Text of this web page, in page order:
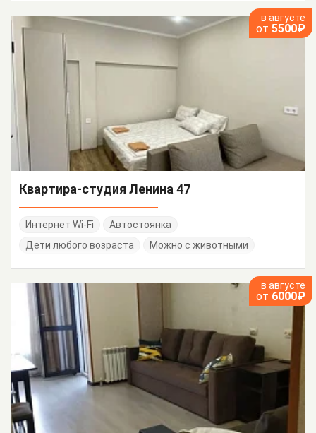
в августе
от 5500₽
Квартира-студия Ленина 47
Интернет Wi-Fi
Автостоянка
Дети любого возраста
Можно с животными
в августе
от 6000₽